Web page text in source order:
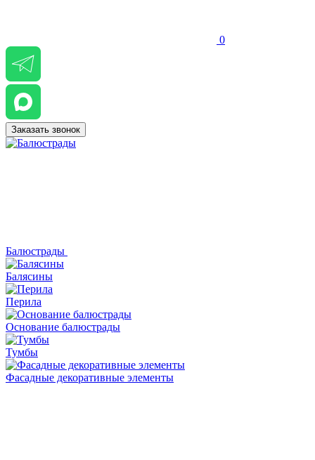
0
Заказать звонок
Балюстрады
Балясины
Перила
Основание балюстрады
Тумбы
Фасадные декоративные элементы